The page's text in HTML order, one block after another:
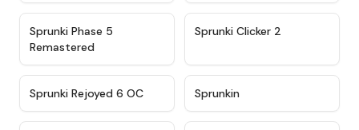
Sprunki Phase 5
Remastered
Sprunki Clicker 2
★ 4.4
Sprunki Rejoyed 6 OC Sprunkin